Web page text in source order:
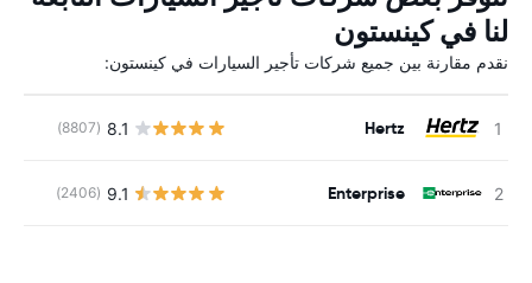
لنا في كينستون
نقدم مقارنة بين جميع شركات تأجير السيارات في كينستون:
Hertz
8.1
(8807)
Enterprise
9.1
(2406)